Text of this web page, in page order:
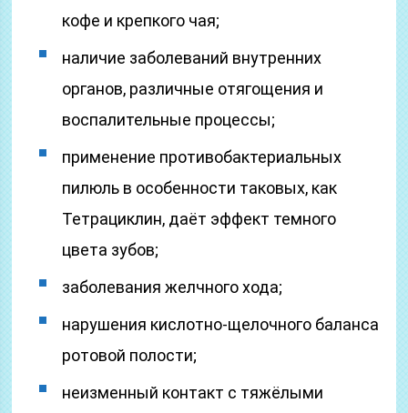
кофе и крепкого чая;
наличие заболеваний внутренних
органов, различные отягощения и
воспалительные процессы;
применение противобактериальных
пилюль в особенности таковых, как
Тетрациклин, даёт эффект темного
цвета зубов;
заболевания желчного хода;
нарушения кислотно-щелочного баланса
ротовой полости;
неизменный контакт с тяжёлыми